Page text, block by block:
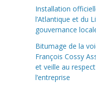
Installation
l’Atlantique et du
gouvernance
Bitumage de la
François Cossy
et veille au
l’entreprise